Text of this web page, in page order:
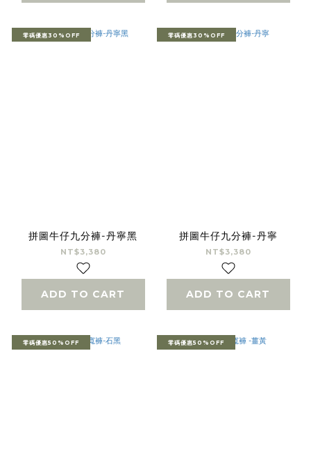
零碼優惠30%OFF
拼圖牛仔九分褲-丹寧黑
NT$3,380
ADD TO CART
零碼優惠30%OFF
拼圖牛仔九分褲-丹寧
NT$3,380
ADD TO CART
零碼優惠50%OFF 零碼優惠50%OFF